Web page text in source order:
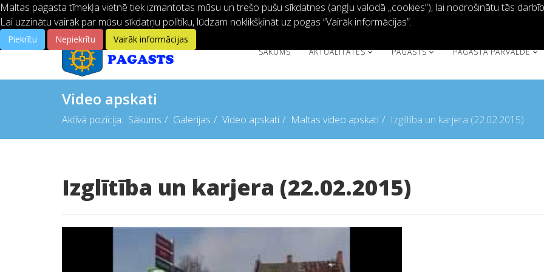
SĀKUMS AKTUALITĀTES PAGASTS PAGASTA PĀRVALDE
Video apskati
Aktīvā pozīcija: Sākums Galerijas Video apskati Maltas video apskati Izglītība un karjera (22.02.2015)
Izglītība un karjera (22.02.2015)
Maltas pagasta tīmekļa vietnē tiek izmantotas mūsu un trešo pušu sīkdatnes (angļu valodā „cookies”), lai nodrošinātu tās
Lai uzzinātu vairāk par mūsu sīkdatņu politiku, lūdzam noklikšķināt uz pogas “Vairāk informācijas”.
Piekrītu Nepiekrītu Vairāk informācijas